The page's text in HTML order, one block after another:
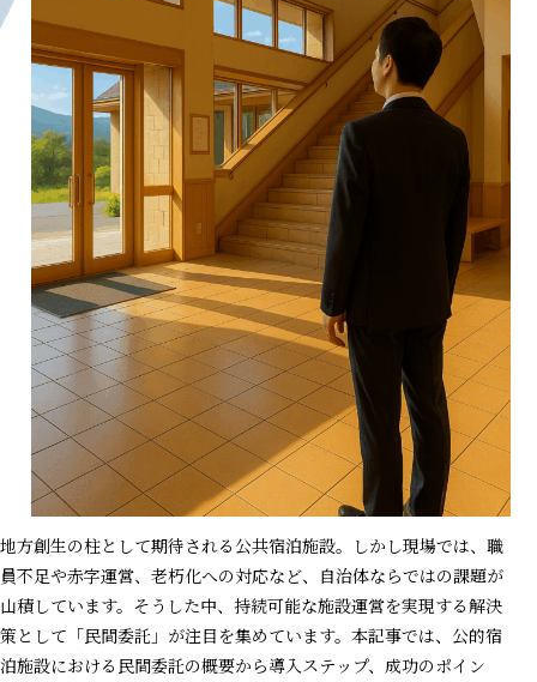
地方創生の柱として期待される公共宿泊施設。しかし現場では、職
員不足や赤字運営、老朽化への対応など、自治体ならではの課題が
山積しています。そうした中、持続可能な施設運営を実現する解決
策として「民間委託」が注目を集めています。本記事では、公的宿
泊施設における民間委託の概要から導入ステップ、成功のポイン